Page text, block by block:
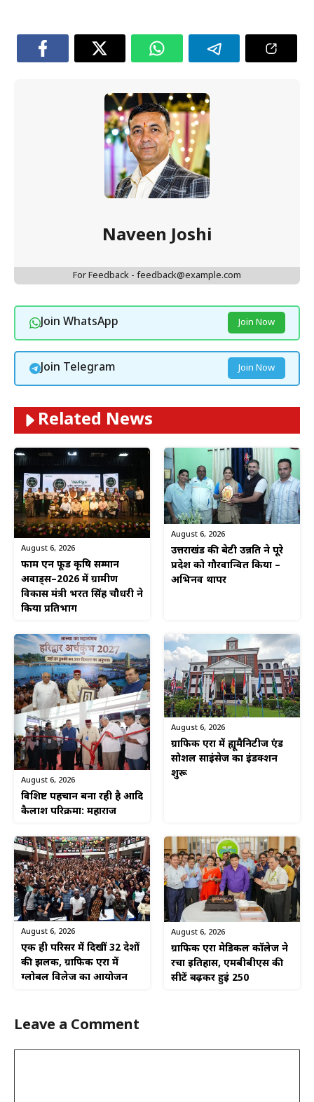
Naveen Joshi
For Feedback - feedback@example.com
Join WhatsApp Join Now
Join Telegram Join Now
Related News
August 6, 2026
फार्म एन फूड कृषि सम्मान
अवार्ड्स–2026 में ग्रामीण
विकास मंत्री भरत सिंह चौधरी ने
किया प्रतिभाग
August 6, 2026
उत्तराखंड की बेटी उन्नति ने पूरे
प्रदेश को गौरवान्वित किया –
अभिनव थापर
August 6, 2026
विशिष्ट पहचान बना रही है आदि
कैलाश परिक्रमा: महाराज
August 6, 2026
ग्राफिक एरा में ह्यूमैनिटीज एंड
सोशल साइंसेज का इंडक्शन
शुरू
August 6, 2026
एक ही परिसर में दिखीं 32 देशों
की झलक, ग्राफिक एरा में
ग्लोबल विलेज का आयोजन
August 6, 2026
ग्राफिक एरा मेडिकल कॉलेज ने
रचा इतिहास, एमबीबीएस की
सीटें बढ़कर हुईं 250
Leave a Comment